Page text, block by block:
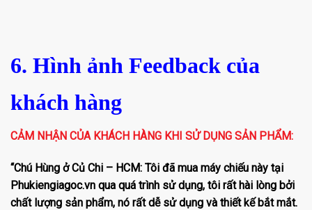
6. Hình ảnh Feedback của
khách hàng
CẢM NHẬN CỦA KHÁCH HÀNG KHI SỬ DỤNG SẢN PHẨM:
“Chú Hùng ở Củ Chi – HCM: Tôi đã mua máy chiếu này tại
Phukiengiagoc.vn qua quá trình sử dụng, tôi rất hài lòng bởi
chất lượng sản phẩm, nó rất dễ sử dụng và thiết kế bắt mắt.